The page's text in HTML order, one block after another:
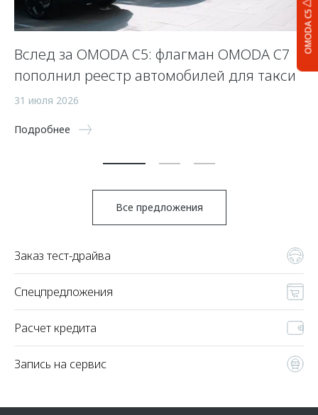
OMODA C5
Вслед за OMODA C5: флагман OMODA C7
пополнил реестр автомобилей для такси
31 июля 2026
Подробнее
Все предложения
Заказ тест-драйва
Спецпредложения
Расчет кредита
Запись на сервис